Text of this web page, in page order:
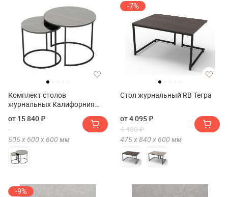
Комплект столов
журнальных Калифорния
от 15 840 ₽
505 х 600 х 600 мм
-7%
Стол журнальный RB Тегра
от 4 095 ₽
4 400 ₽
475 х840 х 600 мм
-9%